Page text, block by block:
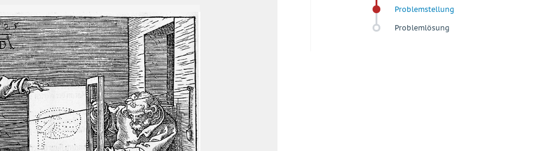
Problemstellung
Problemlösung